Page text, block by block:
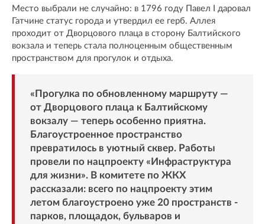
Место выбрали не случайно: в 1796 году Павел I даровал
Гатчине статус города и утвердил ее герб. Аллея
проходит от Дворцового плаца в сторону Балтийского
вокзала и теперь стала полноценным общественным
пространством для прогулок и отдыха.
«Прогулка по обновленному маршруту —
от Дворцового плаца к Балтийскому
вокзалу — теперь особенно приятна.
Благоустроенное пространство
превратилось в уютный сквер. Работы
провели по нацпроекту «Инфраструктура
для жизни». В комитете по ЖКХ
рассказали: всего по нацпроекту этим
летом благоустроено уже 20 пространств -
парков, площадок, бульваров и